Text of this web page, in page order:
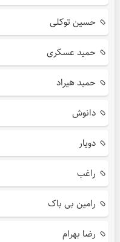
حسین توکلی
حمید عسکری
حمید هیراد
دانوش
دویار
راغب
رامین بی باک
رضا بهرام